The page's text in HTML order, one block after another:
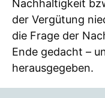
Nachhaltigkeit
der Vergütung
die Frage der
Ende gedacht –
herausgegeben.